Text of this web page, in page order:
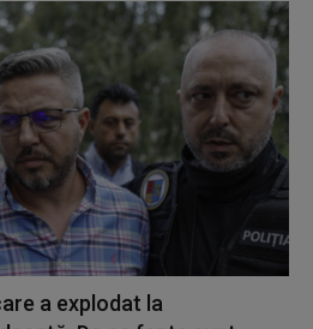
a explodat la